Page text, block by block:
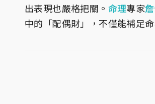
出表現也嚴格把關。 命理專家
中的「配偶財」，不僅能補足